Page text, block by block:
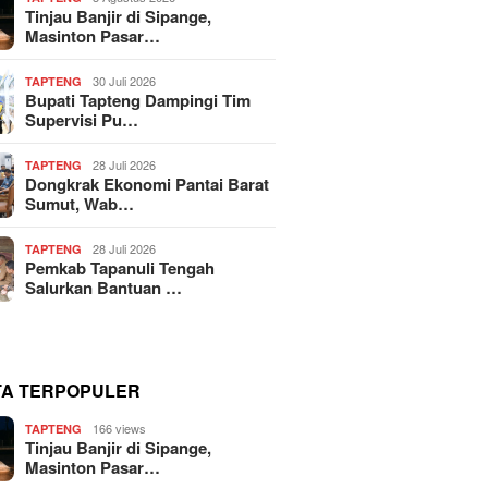
Tinjau Banjir di Sipange,
Masinton Pasar…
TAPTENG 30 Juli 2026
Bupati Tapteng Dampingi Tim
Supervisi Pu…
TAPTENG 28 Juli 2026
Dongkrak Ekonomi Pantai Barat
Sumut, Wab…
TAPTENG 28 Juli 2026
Pemkab Tapanuli Tengah
Salurkan Bantuan …
TERPOPULER
TAPTENG 166 views
Tinjau Banjir di Sipange,
Masinton Pasar…